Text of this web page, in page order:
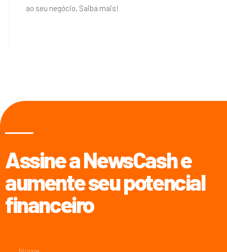
ao seu negócio. Saiba mais!
Assine a NewsCash e
aumente seu potencial
financeiro